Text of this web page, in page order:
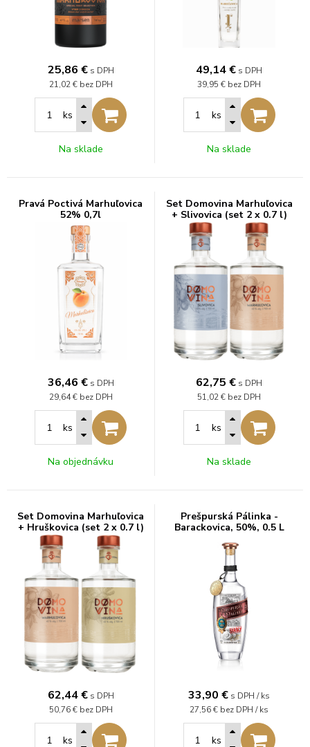
25,86 € s DPH
21,02 € bez DPH
ks
Na sklade
49,14€ s DPH
39,95 € bez DPH
ks
Na sklade
Pravá Poctivá Marhuľovica
52% 0,7l
36,46 € s DPH
29,64 € bez DPH
ks
Na objednávku
Set Domovina Marhuľovica
+ Slivovica (set 2 x 0.7 l)
62,75 € s DPH
51,02 € bez DPH
ks
Na sklade
Set Domovina Marhuľovica
+ Hruškovica (set 2 x 0.7 l)
62,44 € s DPH
50,76 € bez DPH
ks
Prešpurská Pálinka -
Barackovica, 50%, 0.5 L
33,90 € s DPH / ks
27,56 € bez DPH / ks
ks